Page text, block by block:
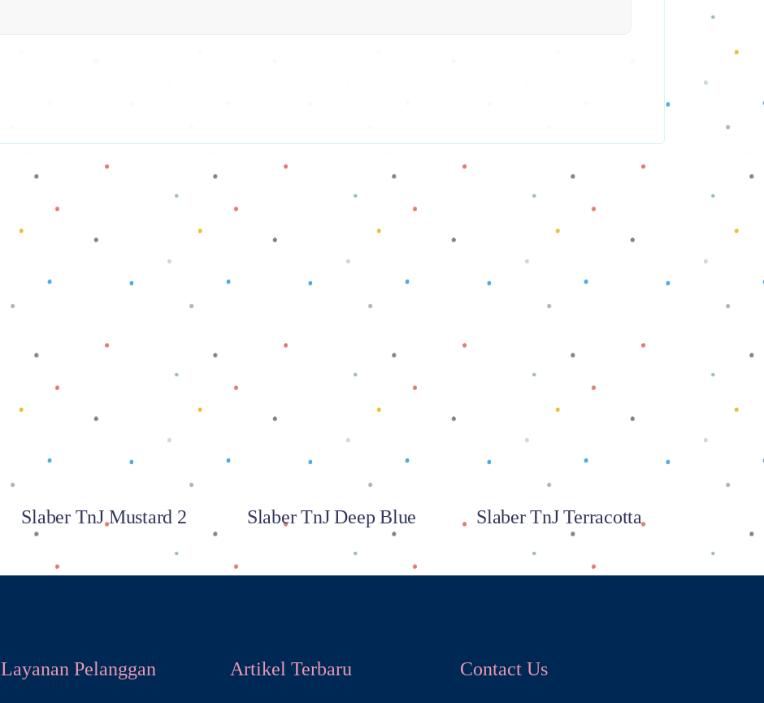
Baca selengkapnya
Slaber TnJ Mustard 2
Baca selengkapnya
Slaber TnJ Deep Blue
Baca selengkapnya
Slaber TnJ Terracotta
Layanan Pelanggan Artikel Terbaru Contact Us